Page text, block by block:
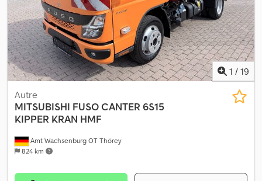
mm Empattement : 3 800 mm 3 places Carnet d’entretien à jour
_____ Toutes les informations sont données sans garantie Sous
réserve de vente intermédiaire Sauf erreurs et omissions _____
1 / 19
Amt Wachsenburg OT Thörey
824 km
Autre
MITSUBISHI FUSO CANTER 6S15
KIPPER KRAN HMF